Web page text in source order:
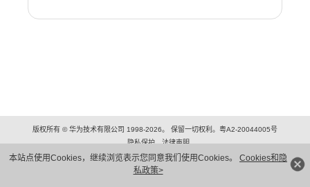
本站点使用Cookies，继续浏览表示您同意我们使用Cookies。 Cookies和隐
私政策>
版权所有 © 华为技术有限公司 1998-2026。 保留一切权利。粤A2-20044005号
隐私保护
法律声明